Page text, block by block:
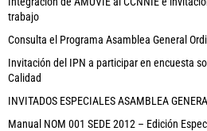
trabajo
Consulta el Programa Asamblea General
Invitación del IPN a participar en encuesta
Calidad
INVITADOS ESPECIALES ASAMBLEA
Manual NOM 001 SEDE 2012 – Edición